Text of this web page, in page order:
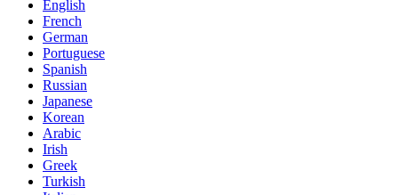
English
French
German
Portuguese
Spanish
Russian
Japanese
Korean
Arabic
Irish
Greek
Turkish